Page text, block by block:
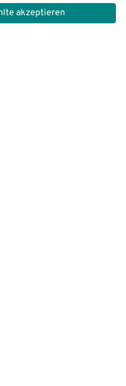
setzt sich aus Unternehmen
akzeptieren